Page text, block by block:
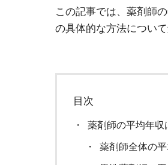
この記事では、薬剤師
の具体的な方法について
目次
薬剤師の平均年収
薬剤師全体の